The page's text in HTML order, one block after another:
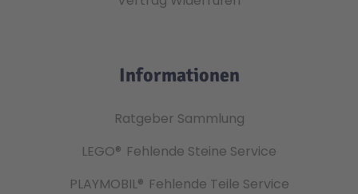
Informationen
Ratgeber Sammlung
LEGO® Fehlende Steine Service
PLAYMOBIL® Fehlende Teile Service